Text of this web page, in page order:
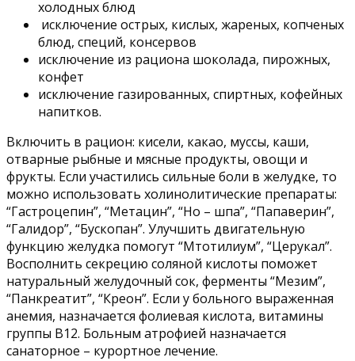
холодных блюд
исключение острых, кислых, жареных, копченых
блюд, специй, консервов
исключение из рациона шоколада, пирожных,
конфет
исключение газированных, спиртных, кофейных
напитков.
Включить в рацион: кисели, какао, муссы, каши,
отварные рыбные и мясные продукты, овощи и
фрукты. Если участились сильные боли в желудке, то
можно использовать холинолитические препараты:
“Гастроцепин”, “Метацин”, “Но – шпа”, “Папаверин”,
“Галидор”, “Бускопан”. Улучшить двигательную
функцию желудка помогут “Мтотилиум”, “Церукал”.
Восполнить секрецию соляной кислоты поможет
натуральный желудочный сок, ферменты “Мезим”,
“Панкреатит”, “Креон”. Если у больного выраженная
анемия, назначается фолиевая кислота, витамины
группы В12. Больным атрофией назначается
санаторное – курортное лечение.